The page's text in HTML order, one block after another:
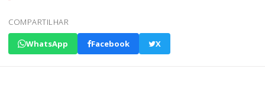
COMPARTILHAR
WhatsApp Facebook X